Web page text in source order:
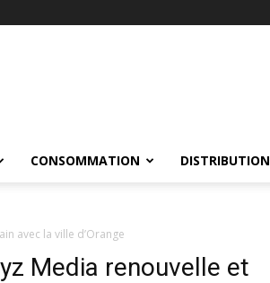
CONSOMMATION DISTRIBUTION
avec la ville d’Orange
Media renouvelle et